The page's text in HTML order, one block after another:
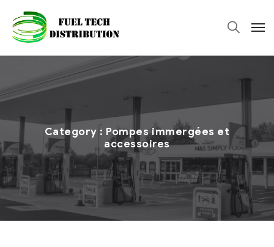
Category : Pompes immergées et
accessoires